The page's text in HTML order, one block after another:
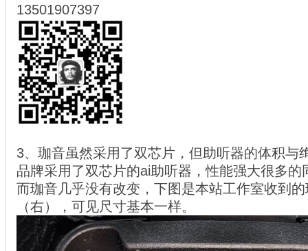
13501907397
3、珈音虽然采用了双芯片，但助听器的体积与
品牌采用了双芯片的ai助听器，性能强大很多
而珈音几乎没有改变，下图是本站工作室收到
（右），可见尺寸基本一样。